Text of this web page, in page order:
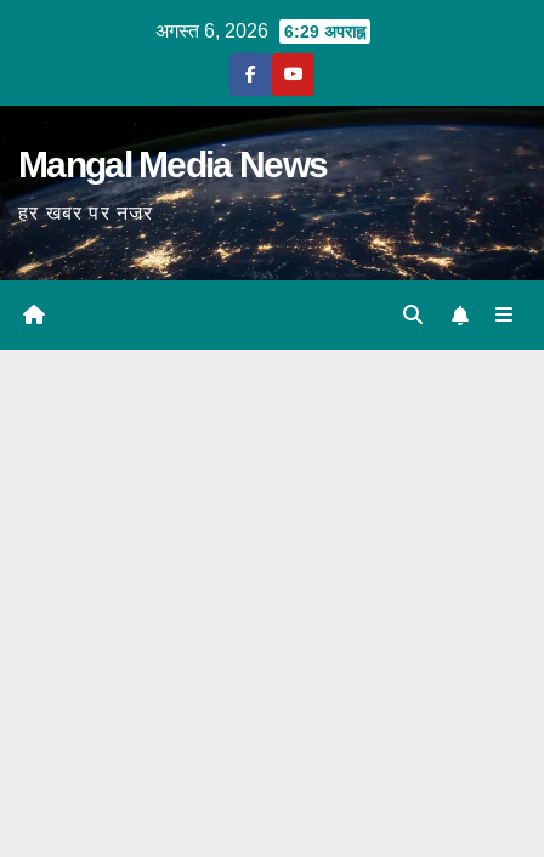
अगस्त 6, 2026 6:29 अपराह्न
Mangal Media News
हर खबर पर नजर